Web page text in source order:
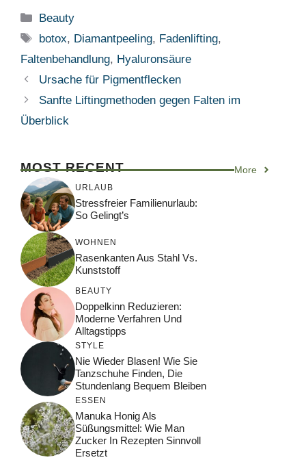
Kategorien
Beauty
Schlagwörter
botox, Diamantpeeling, Fadenlifting,
Faltenbehandlung, Hyaluronsäure
Ursache für Pigmentflecken
Sanfte Liftingmethoden gegen Falten im
Überblick
MOST RECENT More
URLAUB
Stressfreier Familienurlaub:
So Gelingt’s
WOHNEN
Rasenkanten Aus Stahl Vs.
Kunststoff
BEAUTY
Doppelkinn Reduzieren:
Moderne Verfahren Und
Alltagstipps
STYLE
Nie Wieder Blasen! Wie Sie
Tanzschuhe Finden, Die
Stundenlang Bequem Bleiben
ESSEN
Manuka Honig Als
Süßungsmittel: Wie Man
Zucker In Rezepten Sinnvoll
Ersetzt